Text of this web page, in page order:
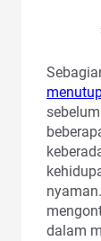
dalam